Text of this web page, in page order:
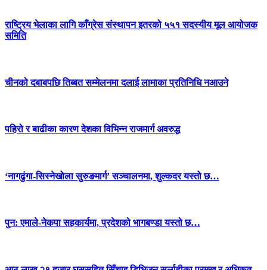
राष्ट्रिय भेलाका लागि काँग्रेस संस्थापन इतरको ५५१ सदस्यीय मूल आयोजक
समिति
चीनको दबाबपछि तिब्बत सम्मेलनमा दलाई लामाका प्रतिनिधि नआउने
पहिरो र बाढीका कारण देशका विभिन्न राजमार्ग अवरुद्ध
‘नागढुंगा-सिस्नेखोला सुरुङमार्ग’ सञ्चालनमा, शुल्कदर यस्तो छ…
पुन: एमाले-नेकपा सहकार्यमा, प्रदेशको भागबण्डा यस्तो छ…